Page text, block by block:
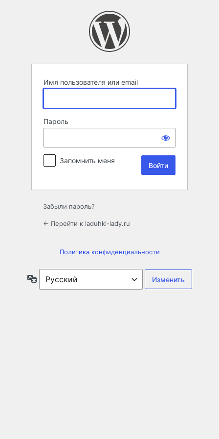
Имя пользователя или email
Пароль
Запомнить меня
Забыли пароль?
← Перейти к laduhki-lady.ru
Политика конфиденциальности
Язык